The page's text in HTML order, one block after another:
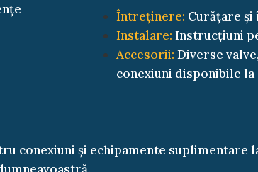
Întreținere: Curățare
Instalare: Instrucțiuni
Accesorii: Diverse
conexiuni disponibile
conexiuni și echipamente suplimentare